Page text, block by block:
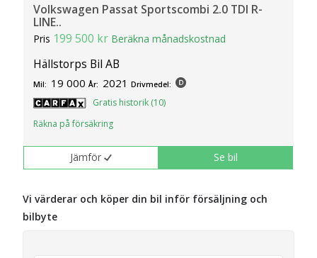
Volkswagen Passat Sportscombi 2.0 TDI R-
LINE..
Pris 199 500 kr Beräkna månadskostnad
Hällstorps Bil AB
Mil: 19 000 År: 2021 Drivmedel:
Gratis historik (10)
Räkna på försäkring
Jämför Se bil
Vi värderar och köper din bil inför försäljning och
bilbyte